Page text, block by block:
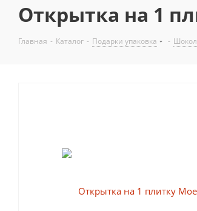
Открытка на 1
Главная - Каталог - Подарки упаковка -